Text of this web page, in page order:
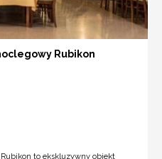
Rubikon
to ekskluzywny obiekt